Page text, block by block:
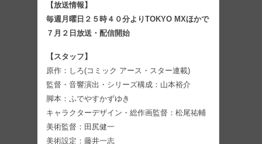
【放送情報】
毎週月曜日２５時４０分よりTOKYO MXほかで
７月２日放送・配信開始
【スタッフ】
原作：しろ(コミック アース・スター連載)
監督・音響演出・シリーズ構成：山本裕介
脚本：ふでやすかずゆき
キャラクターデザイン・総作画監督：松尾祐輔
美術監督：田尻健一
美術設定：藤井一志